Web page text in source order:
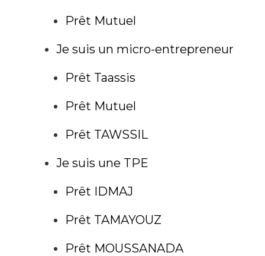
Prêt Mutuel
Je suis un micro-entrepreneur
Prêt Taassis
Prêt Mutuel
Prêt TAWSSIL
Je suis une TPE
Prêt IDMAJ
Prêt TAMAYOUZ
Prêt MOUSSANADA